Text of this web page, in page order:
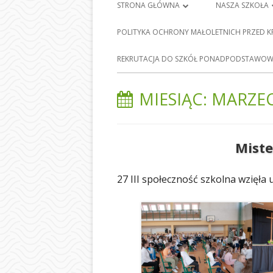
Menu
główne
STRONA GŁÓWNA
PLAN LEKCJI
DZIENNIK ELEKTRONICZNY E-
MAPA STRONY
NASZA SZKOŁA
HISTORIA
BARCICACH
NASZEJ SZKOLE
SEKRETARIAT
RADA RODZICÓW
PEDAGOG
POLITYKA OCHRONY MAŁOLETNICH PRZED
REKRUTACJA DO SZKÓŁ
MIESIĄC:
27 III społeczność szkolna